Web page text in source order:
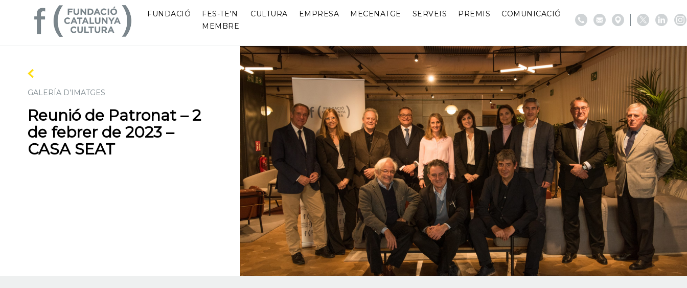
FUNDACIÓ
FES-TE’N
MEMBRE
CULTURA EMPRESA MECENATGE SERVEIS PREMIS COMUNICACIÓ
GALERÍA D’IMATGES
Reunió de Patronat – 2
de febrer de 2023 –
CASA SEAT